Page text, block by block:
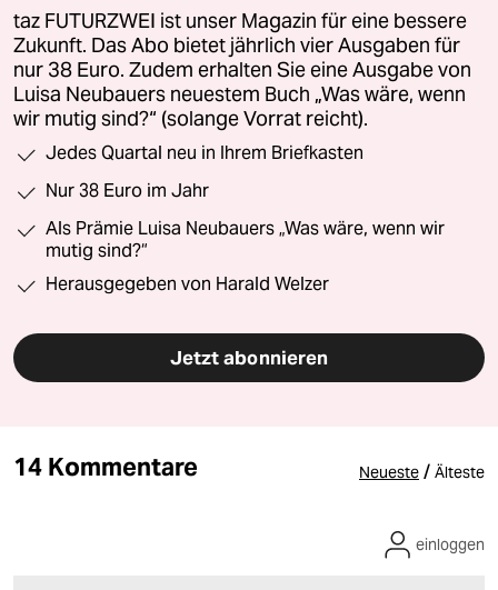
taz FUTURZWEI ist unser Magazin für eine bessere
Zukunft. Das Abo bietet jährlich vier Ausgaben für
nur 38 Euro. Zudem erhalten Sie eine Ausgabe von
Luisa Neubauers neuestem Buch „Was wäre, wenn
wir mutig sind?“ (solange Vorrat reicht).
Jedes Quartal neu in Ihrem Briefkasten
Nur 38 Euro im Jahr
Als Prämie Luisa Neubauers „Was wäre, wenn wir
mutig sind?“
Herausgegeben von Harald Welzer
Jetzt abonnieren
14 Kommentare Neueste / Älteste
einloggen